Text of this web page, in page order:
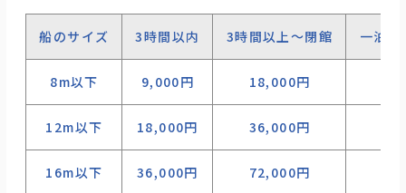
船のサイズ 3時間以内 3時間以上〜閉館 一泊
8m以下 9,000円 18,000円
12m以下 18,000円 36,000円
16m以下 36,000円 72,000円